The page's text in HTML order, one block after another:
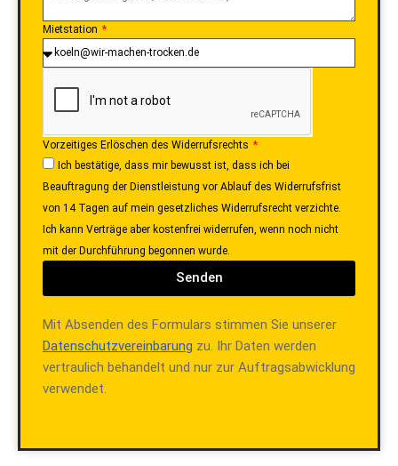
Mietstation
Vorzeitiges Erlöschen des Widerrufsrechts
Ich bestätige, dass mir bewusst ist, dass ich bei
Beauftragung der Dienstleistung vor Ablauf des Widerrufsfrist
von 14 Tagen auf mein gesetzliches Widerrufsrecht verzichte.
Ich kann Verträge aber kostenfrei widerrufen, wenn noch nicht
mit der Durchführung begonnen wurde.
Senden
Mit Absenden des Formulars stimmen Sie unserer
Datenschutzvereinbarung zu. Ihr Daten werden
vertraulich behandelt und nur zur Auftragsabwicklung
verwendet.